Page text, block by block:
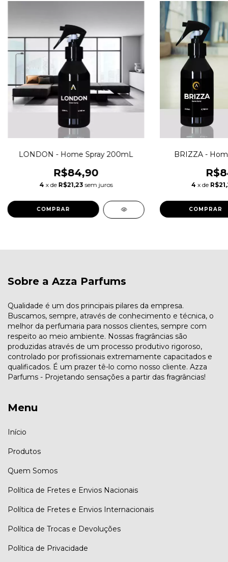
LONDON - Home Spray 200mL
R$84,90
4 x de R$21,23 sem juros
BRIZZA -
4 x de
Sobre a Azza Parfums
Qualidade é um dos principais pilares da empresa.
Buscamos, sempre, através de conhecimento e técnica, o
melhor da perfumaria para nossos clientes, sempre com
respeito ao meio ambiente. Nossas fragrâncias são
produzidas através de um processo produtivo rigoroso,
controlado por profissionais extremamente capacitados e
qualificados. É um prazer tê-lo como nosso cliente. Azza
Parfums - Projetando sensações a partir das fragrâncias!
Menu
Início
Produtos
Quem Somos
Política de Fretes e Envios Nacionais
Política de Fretes e Envios Internacionais
Política de Trocas e Devoluções
Política de Privacidade